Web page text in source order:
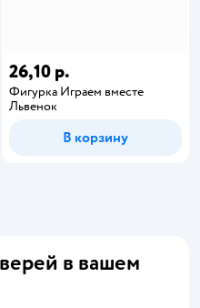
26,10 р.
Фигурка Играем вместе
Львенок
В корзину
в вашем